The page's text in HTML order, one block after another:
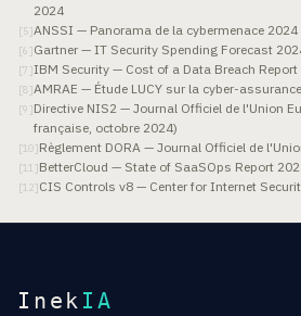
2024
[5]ANSSI — Panorama de la cybermenace 2024
[6 ]Gartner — IT Security Spending Forecast
[7 ]IBM Security — Cost of a Data Breach
[8]AMRAE — Étude LUCY sur la cyber-
[9 ]Directive NIS2 — Journal Officiel de l'Union
française, octobre 2024)
[10]Règlement DORA — Journal Officiel de
[11 ]BetterCloud — State of SaaSOps Report
[12]CIS Controls v8 — Center for Internet
Inek IA